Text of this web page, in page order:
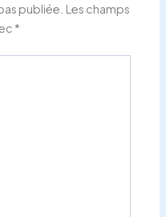
publiée. Les champs
*